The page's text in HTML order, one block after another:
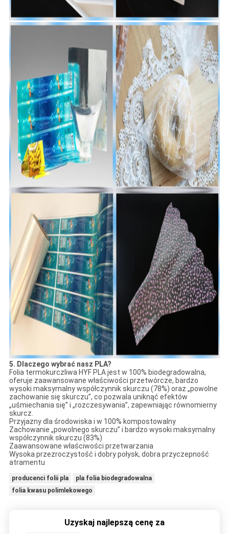
5. Dlaczego wybrać nasz PLA?
Folia termokurczliwa HYF PLA jest w 100% biodegradowalna,
oferuje zaawansowane właściwości przetwórcze, bardzo
wysoki maksymalny współczynnik skurczu (78%) oraz „powolne
zachowanie się skurczu”, co pozwala uniknąć efektów
„uśmiechania się” i „rozczesywania”, zapewniając równomierny
skurcz.
Przyjazny dla środowiska i w 100% kompostowalny
Zachowanie „powolnego skurczu” i bardzo wysoki maksymalny
współczynnik skurczu (83%)
Zaawansowane właściwości przetwarzania
Wysoka przezroczystość i dobry połysk, dobra przyczepność
atramentu
producenci folii pla
pla folia biodegradowalna
folia kwasu polimlekowego
Uzyskaj najlepszą cenę za